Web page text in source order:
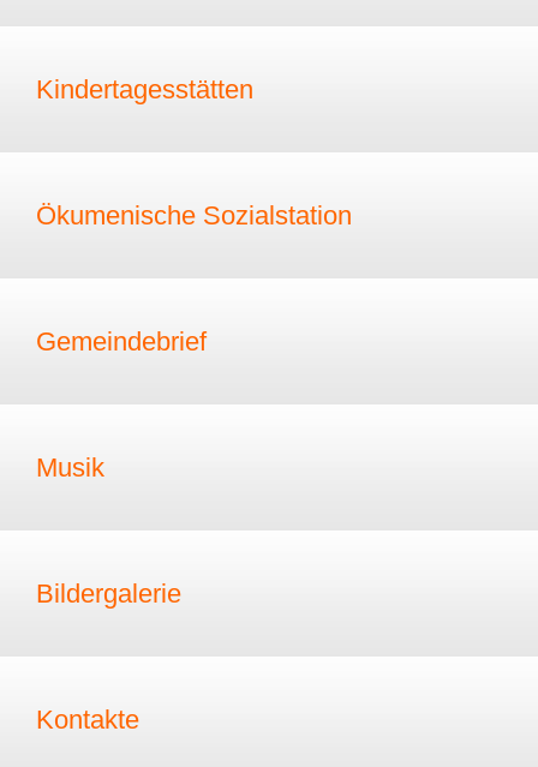
Kindertagesstätten
Ökumenische Sozialstation
Gemeindebrief
Musik
Bildergalerie
Kontakte